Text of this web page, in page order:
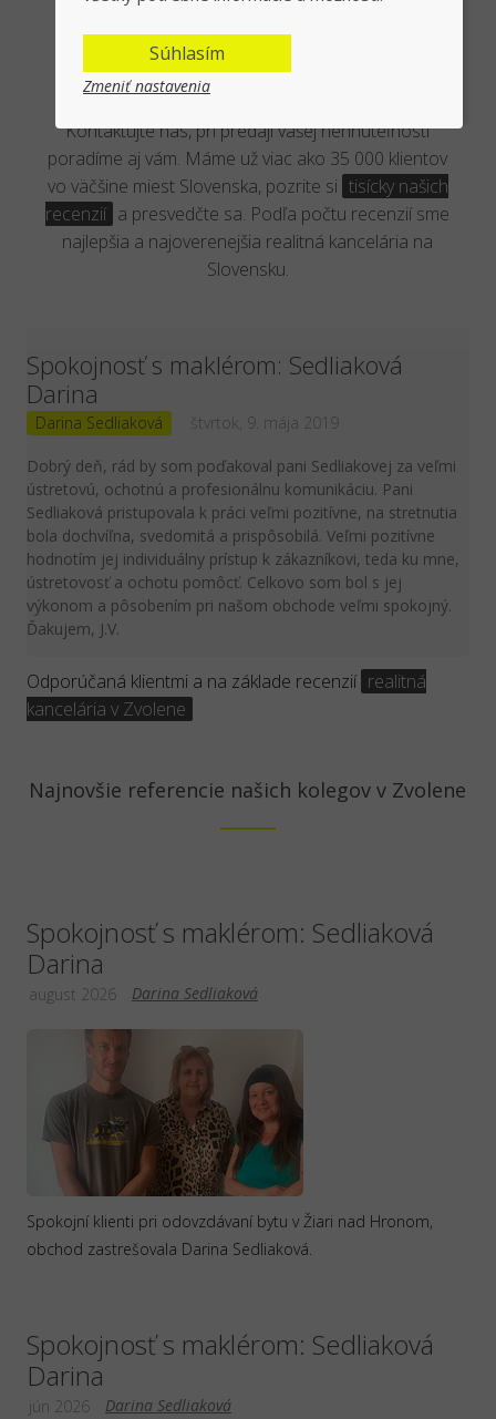
Overená kancelária reálnymi
klientmi
Kontaktujte nás, pri predaji vašej nehnuteľnosti
poradíme aj vám. Máme už viac ako 35 000 klientov
vo väčšine miest Slovenska, pozrite si tisícky našich
recenzií a presvedčte sa. Podľa počtu recenzií sme
najlepšia a najoverenejšia realitná kancelária na
Slovensku.
Spokojnosť s maklérom: Sedliaková
Darina
Darina Sedliaková štvrtok, 9. mája 2019
Dobrý deň, rád by som poďakoval pani Sedliakovej za veľmi
ústretovú, ochotnú a profesionálnu komunikáciu. Pani
Sedliaková pristupovala k práci veľmi pozitívne, na stretnutia
bola dochvíľna, svedomitá a prispôsobilá. Veľmi pozitívne
hodnotím jej individuálny prístup k zákazníkovi, teda ku mne,
ústretovosť a ochotu pomôcť. Celkovo som bol s jej
výkonom a pôsobením pri našom obchode veľmi spokojný.
Ďakujem, J.V.
Odporúčaná klientmi a na základe recenzií realitná
kancelária v Zvolene
Najnovšie referencie našich kolegov v Zvolene
Spokojnosť s maklérom: Sedliaková
Darina
Darina Sedliaková
august 2026
Spokojní klienti pri odovzdávaní bytu v Žiari nad Hronom,
obchod zastrešovala Darina Sedliaková.
Spokojnosť s maklérom: Sedliaková
Darina
Darina Sedliaková
jún 2026
Súhlasím
Zmeniť nastavenia